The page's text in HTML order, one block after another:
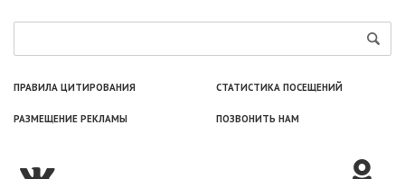
ПРАВИЛА ЦИТИРОВАНИЯ СТАТИСТИКА ПОСЕЩЕНИЙ
РАЗМЕЩЕНИЕ РЕКЛАМЫ ПОЗВОНИТЬ НАМ